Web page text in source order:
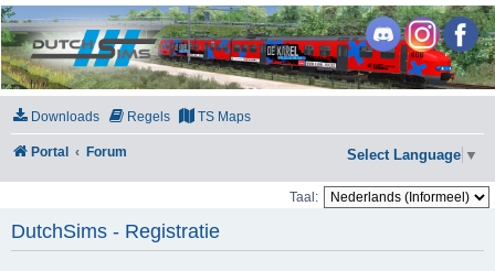
DutchSims
Downloads Regels TS Maps
Portal Forum Select Language ▼
Taal:
DutchSims - Registratie